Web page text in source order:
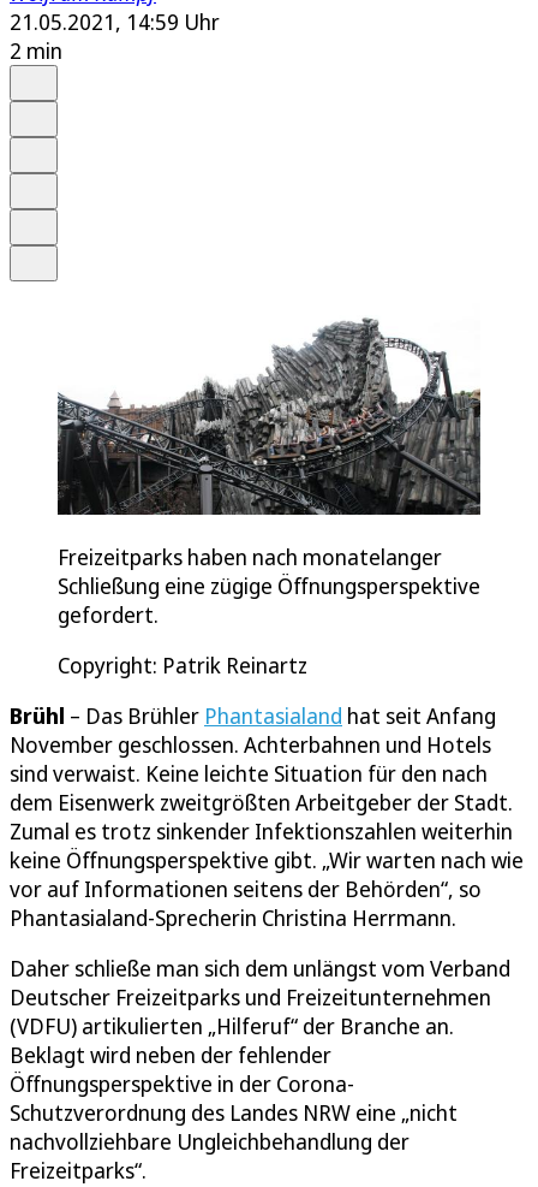
21.05.2021, 14:59 Uhr
2 min
Freizeitparks haben nach monatelanger
Schließung eine zügige Öffnungsperspektive
gefordert.
Copyright: Patrik Reinartz
Brühl – Das Brühler Phantasialand hat seit Anfang
November geschlossen. Achterbahnen und Hotels
sind verwaist. Keine leichte Situation für den nach
dem Eisenwerk zweitgrößten Arbeitgeber der Stadt.
Zumal es trotz sinkender Infektionszahlen weiterhin
keine Öffnungsperspektive gibt. „Wir warten nach wie
vor auf Informationen seitens der Behörden“, so
Phantasialand-Sprecherin Christina Herrmann.
Daher schließe man sich dem unlängst vom Verband
Deutscher Freizeitparks und Freizeitunternehmen
(VDFU) artikulierten „Hilferuf“ der Branche an.
Beklagt wird neben der fehlender
Öffnungsperspektive in der Corona-
Schutzverordnung des Landes NRW eine „nicht
nachvollziehbare Ungleichbehandlung der
Freizeitparks“.